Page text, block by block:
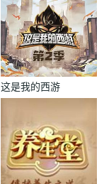
这是我的西游